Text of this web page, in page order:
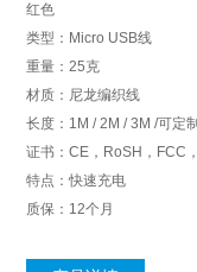
红色
类型：Micro USB线
重量：25克
材质：尼龙编织线
长度：1M / 2M / 3M /可定制
证书：CE，RoSH，FCC
特点：快速充电
质保：12个月